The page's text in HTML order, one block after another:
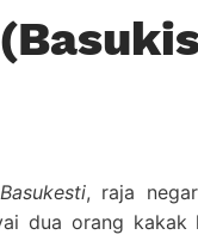
, raja
dua orang kakak